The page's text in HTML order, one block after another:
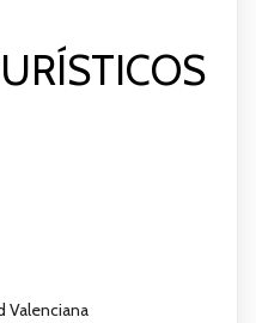
Valenciana